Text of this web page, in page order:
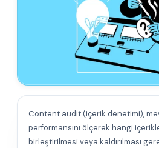
Content audit (içerik denetimi),
performansını ölçerek hangi
birleştirilmesi veya kaldırılması